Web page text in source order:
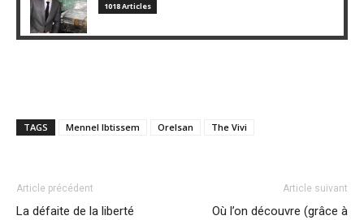
1018 Articles
TAGS Mennel Ibtissem Orelsan The Vivi
Article précédent
La défaite de la liberté
Article suivant
Où l’on découvre (grâce à